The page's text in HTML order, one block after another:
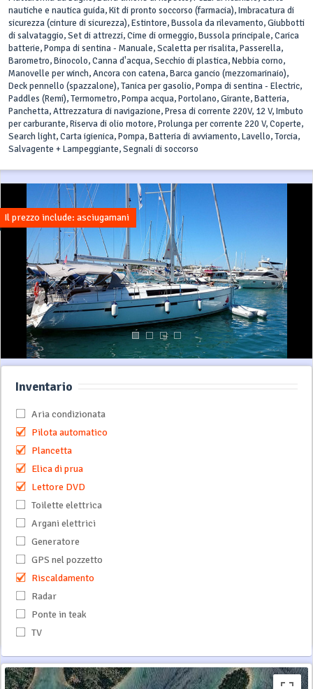
nautiche e nautica guida, Kit di pronto soccorso (farmacia), Imbracatura di
sicurezza (cinture di sicurezza), Estintore, Bussola da rilevamento, Giubbotti
di salvataggio, Set di attrezzi, Cime di ormeggio, Bussola principale, Carica
batterie, Pompa di sentina - Manuale, Scaletta per risalita, Passerella,
Barometro, Binocolo, Canna d'acqua, Secchio di plastica, Nebbia corno,
Manovelle per winch, Ancora con catena, Barca gancio (mezzomarinaio),
Deck pennello (spazzalone), Tanica per gasolio, Pompa di sentina - Electric,
Paddles (Remi), Termometro, Pompa acqua, Portolano, Girante, Batteria,
Panchetta, Attrezzatura di navigazione, Presa di corrente 220V, 12 V, Imbuto
per carburante, Riserva di olio motore, Prolunga per corrente 220 V, Coperte,
Search light, Carta igienica, Pompa, Batteria di avviamento, Lavello, Torcia,
Salvagente + Lampeggiante, Segnali di soccorso
Il prezzo include: asciugamani
Inventario
Aria condizionata
Pilota automatico
Plancetta
Elica di prua
Lettore DVD
Toilette elettrica
Argani elettrici
Generatore
GPS nel pozzetto
Riscaldamento
Radar
Ponte in teak
TV